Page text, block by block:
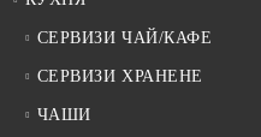
СЕРВИЗИ ЧАЙ/КАФЕ
СЕРВИЗИ ХРАНЕНЕ
ЧАШИ